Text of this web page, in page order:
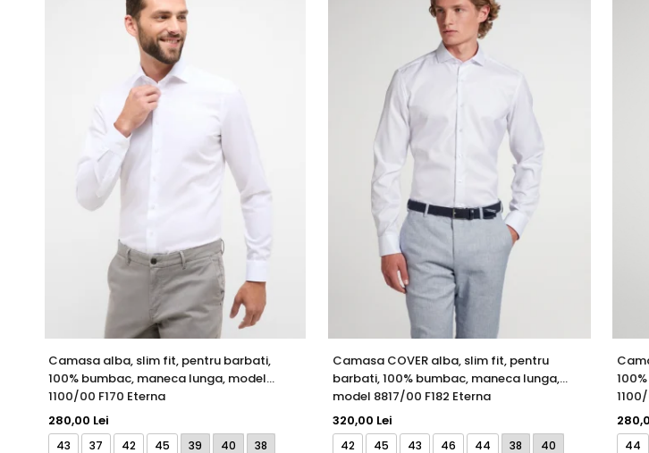
Camasa alba, slim fit, pentru barbati,
100% bumbac, maneca lunga, model
1100/00 F170 Eterna
280,00 Lei
43 37 42 45 39 40 38
Camasa COVER alba, slim fit, pentru
barbati, 100% bumbac, maneca lunga,
model 8817/00 F182 Eterna
320,00 Lei
42 45 43 46 44 38 40 44